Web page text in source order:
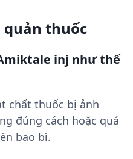
thuốc
inj như thế
chất thuốc bị ảnh
đúng cách hoặc quá
bao bì.